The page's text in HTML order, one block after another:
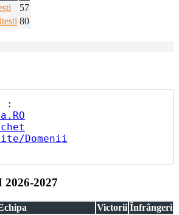
57
80
Domenii
2027
Victorii Înfrângeri